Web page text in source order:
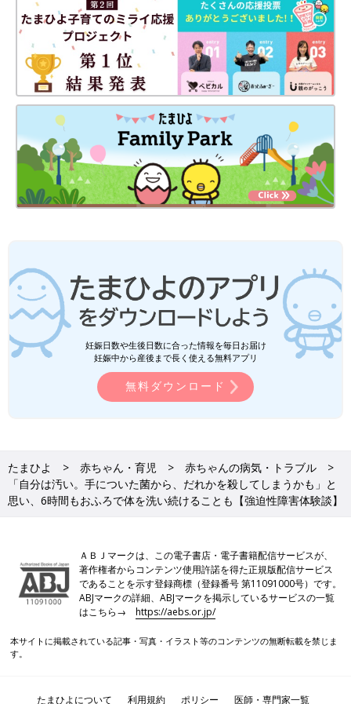
ふろから出られなくなっていました。今、考えるとうつのような
状態だったと思います。
卒業制作の初日、大学にやっと到着すると、みんな撮影を始めて
いて･･･。もう無理だ。卒業できないと思いました。大学のホー
ムページを見たら、カウンセラーに相談できることが記されてい
て、すぐにメールをしました。そのときは、本やインターネット
で調べて自分は『強迫性障害ではないか』ということを自覚して
いました。
カウンセラーから連絡があり『今までよく1人で耐えてきました
ね。卒業できるように先生たちに事情を話しましょう』と言われ
き、強迫性障害と診断されました。ただ家から遠いクリニックだ
ったので、通いやすい大学病院の精神科に紹介状を書いてもらい
ました」（福原さん）
福原さんは大学病院の精神科で、認知行動療法に取り組みます。
認知行動療法とは、受け取り方や考え方に働きかけて気持ちをラ
クにする精神療法の一種です。
「認知行動療法は、改善できそうなもの、改善したらラクになる
セットして、決めた時間に出るように頑張ります。そして、クリ
アできると少しずつ時間を短くしていきます。
またトイレのあとは、手洗いはひじまで洗っていたのを、腕の半
70％など高いのですが、繰り返すうちにだんだん減っていきまし
た。
薬は、抗うつ薬を朝・夕服用しています。治療の効果があり、半
られるようになりました。取りつかれたようにしていた手洗いも
妊娠日数や生後日数に合った情報を毎日お届け
妊娠中から産後まで長く使える無料アプリ
無料ダウンロード
たまひよ 赤ちゃん・育児
赤ちゃんの病気・トラブル
「自分は汚い。手についた菌から、だれかを殺してしまうかも」と
思い、6時間もおふろで体を洗い続けることも【強迫性障害体験談】
ＡＢＪマークは、この電子書店・電子書籍配信サービスが、
著作権者からコンテンツ使用許諾を得た正規版配信サービス
であることを示す登録商標（登録番号 第11091000号）です。
ABJマークの詳細、ABJマークを掲示しているサービスの一覧
はこちら→https://aebs.or.jp/
本サイトに掲載されている記事・写真・イラスト等のコンテンツの無断転載を禁じま
す。
たまひよについて 利用規約 ポリシー 医師・専門家一覧